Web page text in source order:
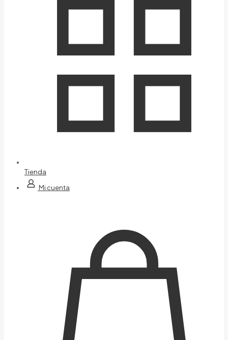
Tienda
Mi cuenta